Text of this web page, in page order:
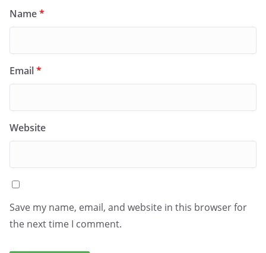
Name*
Email*
Website
Save my name, email, and website in this browser for
the next time I comment.